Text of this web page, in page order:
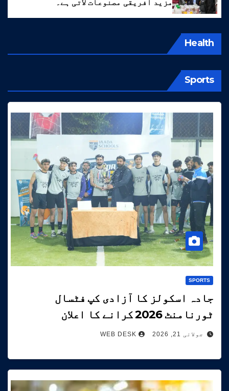
مزید افریقی مصنوعات لاتی ہے۔
Health
Sports
SPORTS
جادہ اسکولز کا آزادی کپ فٹسال
ٹورنامنٹ 2026 کرانے کا اعلان
جولائی 21, 2026 WEB DESK